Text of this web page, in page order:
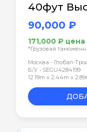
40фут
90,000 ₽
171,000 ₽
*Грузовая
Москва - Глобал-
Б/У • SEGU4284199
12.19m x 2.44m x